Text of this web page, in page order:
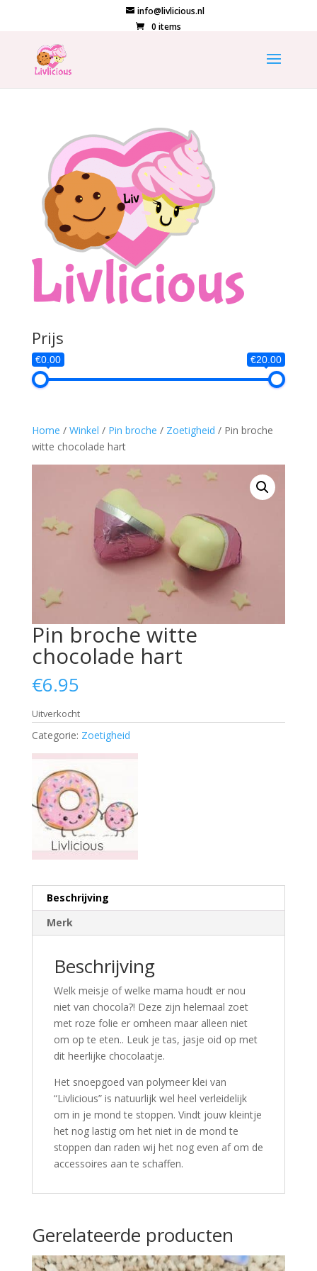
info@livlicious.nl
0 items
Home / Winkel / Pin broche / Zoetigheid / Pin broche
witte chocolade hart
Pin broche witte
chocolade hart
€6.95
Uitverkocht
Categorie: Zoetigheid
Beschrijving
Merk
Beschrijving
Welk meisje of welke mama houdt er nou
niet van chocola?! Deze zijn helemaal zoet
met roze folie er omheen maar alleen niet
om op te eten.. Leuk je tas, jasje oid op met
dit heerlijke chocolaatje.
Het snoepgoed van polymeer klei van
“Livlicious” is natuurlijk wel heel verleidelijk
om in je mond te stoppen. Vindt jouw kleintje
het nog lastig om het niet in de mond te
stoppen dan raden wij het nog even af om de
accessoires aan te schaffen.
Gerelateerde producten
Prijs
€0.00 €20.00